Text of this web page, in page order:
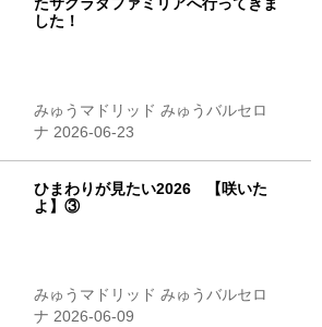
した！
みゅうマドリッド みゅうバルセロ
ナ 2026-06-23
ひまわりが見たい2026 【咲いた
よ】③
みゅうマドリッド みゅうバルセロ
ナ 2026-06-09